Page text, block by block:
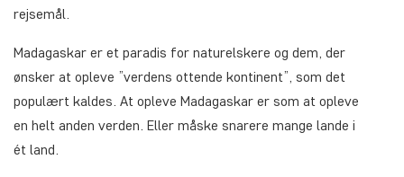
rejsemål.
Madagaskar er et paradis for naturelskere og dem, der
ønsker at opleve ”verdens ottende kontinent”, som det
populært kaldes. At opleve Madagaskar er som at opleve
en helt anden verden. Eller måske snarere mange lande i
ét land.